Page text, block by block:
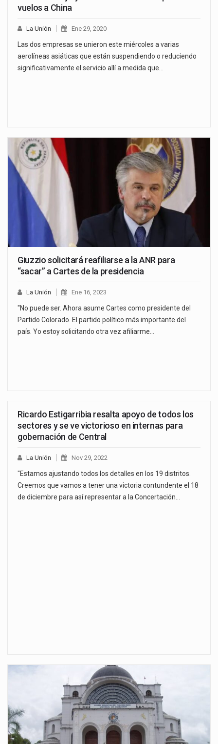
vuelos a China
La Unión Ene 29, 2020
Las dos empresas se unieron este miércoles a varias
aerolíneas asiáticas que están suspendiendo o reduciendo
significativamente el servicio allí a medida que…
Giuzzio solicitará reafiliarse a la ANR para
“sacar” a Cartes de la presidencia
La Unión Ene 16, 2023
"No puede ser. Ahora asume Cartes como presidente del
Partido Colorado. El partido político más importante del
país. Yo estoy solicitando otra vez afiliarme…
Ricardo Estigarribia resalta apoyo de todos los
sectores y se ve victorioso en internas para
gobernación de Central
La Unión Nov 29, 2022
"Estamos ajustando todos los detalles en los 19 distritos.
Creemos que vamos a tener una victoria contundente el 18
de diciembre para así representar a la Concertación…